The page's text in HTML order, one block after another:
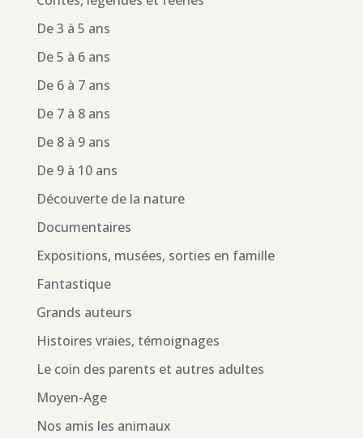
De 3 à 5 ans
De 5 à 6 ans
De 6 à 7 ans
De 7 à 8 ans
De 8 à 9 ans
De 9 à 10 ans
Découverte de la nature
Documentaires
Expositions, musées, sorties en famille
Fantastique
Grands auteurs
Histoires vraies, témoignages
Le coin des parents et autres adultes
Moyen-Age
Nos amis les animaux